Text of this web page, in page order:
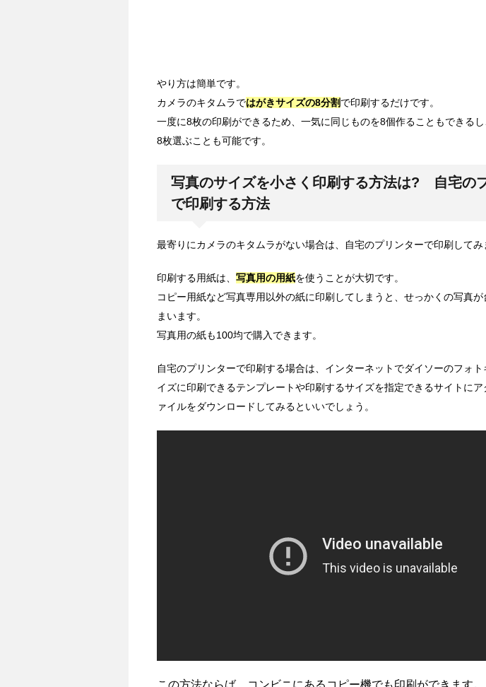
やり方は簡単です。
カメラのキタムラではがきサイズの8分割で印刷するだけです。
一度に8枚の印刷ができるため、一気に同じものを8個作ることもできる
8枚選ぶことも可能です。
写真のサイズを小さく印刷する方法は? 自宅の
で印刷する方法
最寄りにカメラのキタムラがない場合は、自宅のプリンターで印刷してみ
印刷する用紙は、 写真用の用紙を使うことが大切です。
コピー用紙など写真専用以外の紙に印刷してしまうと、せっかくの写真が
まいます。
写真用の紙も100均で購入できます。
自宅のプリンターで印刷する場合は、インターネットでダイソーのフォ
イズに印刷できるテンプレートや印刷するサイズを指定できるサイトに
ァイルをダウンロードしてみるといいでしょう。